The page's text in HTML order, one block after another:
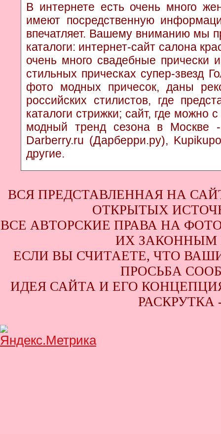
В интернете есть очень много
имеют посредственную
впечатляет. Вашему вниманию мы
каталоги: интернет-сайт салона
очень много свадебные прически
стильных прическах супер-звезд
фото модных причесок, даны
российских стилистов, где
каталоги стрижки; сайт, где можно
модный тренд сезона в Москве -
Darberry.ru (Дарберри.ру),
другие.
ВСЯ ПРЕДСТАВЛЕННАЯ НА
ОТКРЫТЫХ
ВСЕ АВТОРСКИЕ ПРАВА НА
ИХ ЗАКОННЫМ
ЕСЛИ ВЫ СЧИТАЕТЕ, ЧТО
ПРОСЬБА
ИДЕЯ САЙТА И ЕГО КОНЦЕПЦИЯ
РАСКРУТКА -